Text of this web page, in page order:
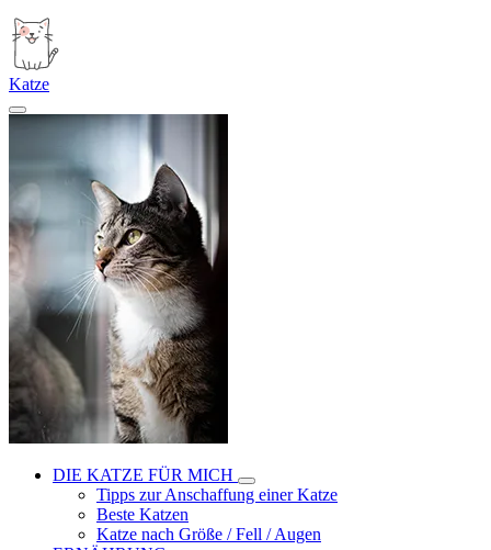
Katze
DIE KATZE FÜR MICH
Tipps zur Anschaffung einer Katze
Beste Katzen
Katze nach Größe / Fell / Augen